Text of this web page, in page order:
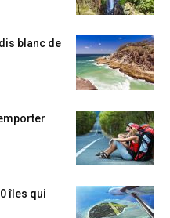
blanc de
îles qui